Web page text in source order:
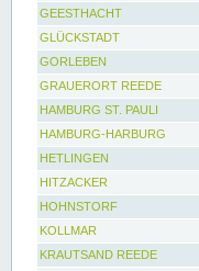
GEESTHACHT
GLÜCKSTADT
GORLEBEN
GRAUERORT REEDE
HAMBURG ST. PAULI
HAMBURG-HARBURG
HETLINGEN
HITZACKER
HOHNSTORF
KOLLMAR
KRAUTSAND REEDE